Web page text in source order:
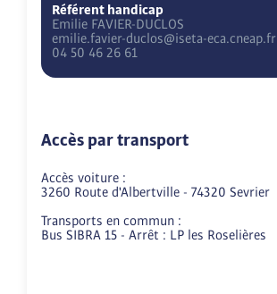
Référent handicap
Emilie FAVIER-DUCLOS
emilie.favier-duclos@iseta-eca.cneap.fr
04 50 46 26 61
Accès par transport
Accès voiture :
3260 Route d'Albertville - 74320 Sevrier
Transports en commun :